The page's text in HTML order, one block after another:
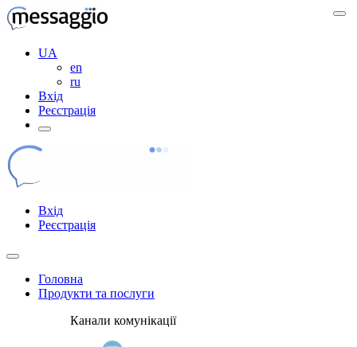
UA
en
ru
Вхід
Реєстрація
Вхід
Реєстрація
Головна
Продукти та послуги
Канали комунікації